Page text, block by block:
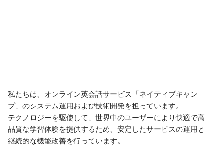
私たちは、オンライン英会話サービス「ネイティブキャン
プ」のシステム運用および技術開発を担っています。
テクノロジーを駆使して、世界中のユーザーにより快適で高
品質な学習体験を提供するため、安定したサービスの運用と
継続的な機能改善を行っています。